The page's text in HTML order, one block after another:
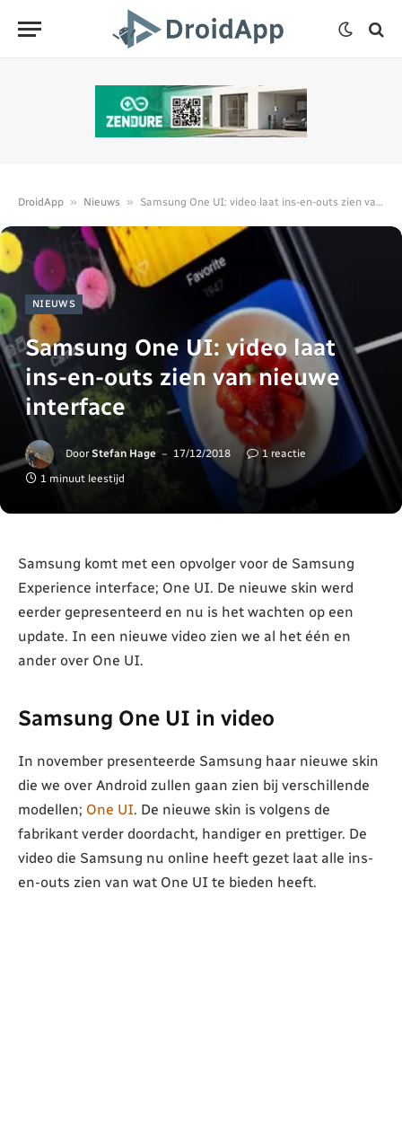
DroidApp » Nieuws » Samsung One UI: video laat ins-en-outs zien van nieuwe interface
NIEUWS
Samsung One UI: video laat
ins-en-outs zien van nieuwe
interface
Door Stefan Hage 17/12/2018
1 reactie
1 minuut leestijd
Samsung komt met een opvolger voor de Samsung
Experience interface; One UI. De nieuwe skin werd
eerder gepresenteerd en nu is het wachten op een
update. In een nieuwe video zien we al het één en
ander over One UI.
Samsung One UI in video
In november presenteerde Samsung haar nieuwe skin
die we over Android zullen gaan zien bij verschillende
modellen; One UI. De nieuwe skin is volgens de
fabrikant verder doordacht, handiger en prettiger. De
video die Samsung nu online heeft gezet laat alle ins-
en-outs zien van wat One UI te bieden heeft.